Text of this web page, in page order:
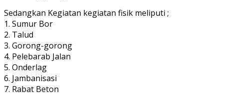
Sedangkan Kegiatan kegiatan fisik meliputi ;
1. Sumur Bor
2. Talud
3. Gorong-gorong
4. Pelebarab Jalan
5. Onderlag
6. Jambanisasi
7. Rabat Beton